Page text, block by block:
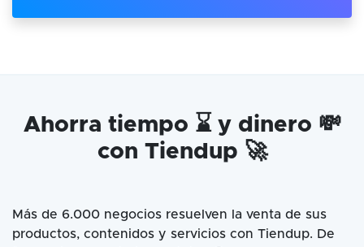
Ahorra tiempo ⌛ y dinero 💸
con Tiendup 🚀
Más de 6.000 negocios resuelven la venta de sus
productos, contenidos y servicios con Tiendup. De